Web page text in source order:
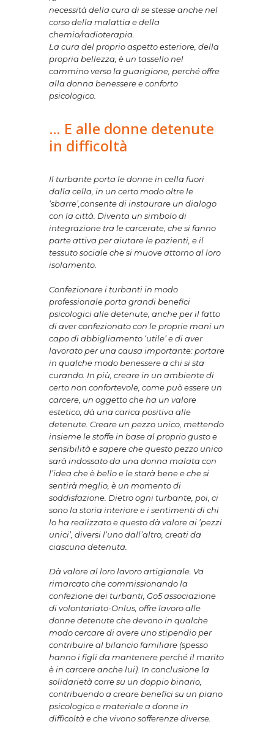
necessità della cura di se stesse anche nel
corso della malattia e della
chemio/radioterapia.
La cura del proprio aspetto esteriore, della
propria bellezza, è un tassello nel
cammino verso la guarigione, perché offre
alla donna benessere e conforto
psicologico.
… E alle donne detenute
in difficoltà
Il turbante porta le donne in cella fuori
dalla cella, in un certo modo oltre le
‘sbarre’,consente di instaurare un dialogo
con la città. Diventa un simbolo di
integrazione tra le carcerate, che si fanno
parte attiva per aiutare le pazienti, e il
tessuto sociale che si muove attorno al loro
isolamento.
Confezionare i turbanti in modo
professionale porta grandi benefici
psicologici alle detenute, anche per il fatto
di aver confezionato con le proprie mani un
capo di abbigliamento ‘utile’ e di aver
lavorato per una causa importante: portare
in qualche modo benessere a chi si sta
curando. In più, creare in un ambiente di
certo non confortevole, come può essere un
carcere, un oggetto che ha un valore
estetico, dà una carica positiva alle
detenute. Creare un pezzo unico, mettendo
insieme le stoffe in base al proprio gusto e
sensibilità e sapere che questo pezzo unico
sarà indossato da una donna malata con
l’idea che è bello e le starà bene e che si
sentirà meglio, è un momento di
soddisfazione. Dietro ogni turbante, poi, ci
sono la storia interiore e i sentimenti di chi
lo ha realizzato e questo dà valore ai ’pezzi
unici’, diversi l’uno dall’altro, creati da
ciascuna detenuta.
Dà valore al loro lavoro artigianale. Va
rimarcato che commissionando la
confezione dei turbanti, Go5 associazione
di volontariato-Onlus, offre lavoro alle
donne detenute che devono in qualche
modo cercare di avere uno stipendio per
contribuire al bilancio familiare (spesso
hanno i figli da mantenere perché il marito
è in carcere anche lui). In conclusione la
solidarietà corre su un doppio binario,
contribuendo a creare benefici su un piano
psicologico e materiale a donne in
difficoltà e che vivono sofferenze diverse.